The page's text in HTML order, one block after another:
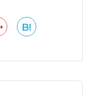
B!